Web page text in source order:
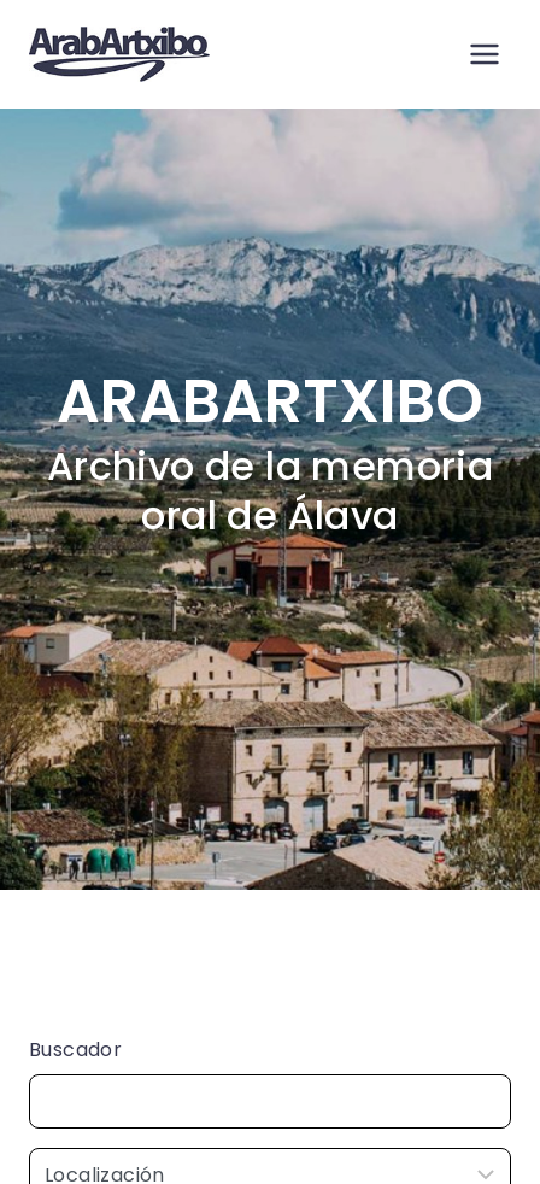
contenido
ARABARTXIBO
Archivo de la memoria
oral de Álava
Buscador